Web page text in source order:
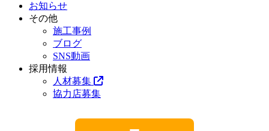
お知らせ
その他
施工事例
ブログ
SNS動画
採用情報
人材募集
協力店募集